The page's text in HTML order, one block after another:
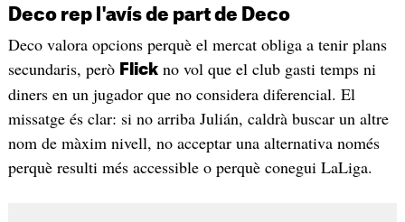
Deco rep l'avís de part de Deco
Deco valora opcions perquè el mercat obliga a tenir plans
secundaris, però Flickno vol que el club gasti temps ni
diners en un jugador que no considera diferencial. El
missatge és clar: si no arriba Julián, caldrà buscar un altre
nom de màxim nivell, no acceptar una alternativa només
perquè resulti més accessible o perquè conegui LaLiga.